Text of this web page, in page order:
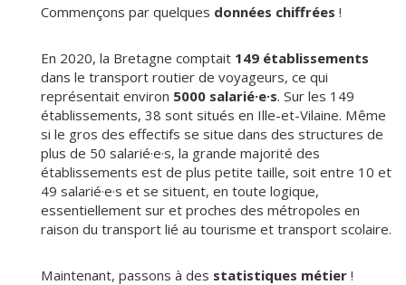
Commençons par quelques données chiffrées !
En 2020, la Bretagne comptait 149 établissements
dans le transport routier de voyageurs, ce qui
représentait environ 5000 salarié·e·s. Sur les 149
établissements, 38 sont situés en Ille-et-Vilaine. Même
si le gros des effectifs se situe dans des structures de
plus de 50 salarié·e·s, la grande majorité des
établissements est de plus petite taille, soit entre 10 et
49 salarié·e·s et se situent, en toute logique,
essentiellement sur et proches des métropoles en
raison du transport lié au tourisme et transport scolaire.
Maintenant, passons à des statistiques métier !